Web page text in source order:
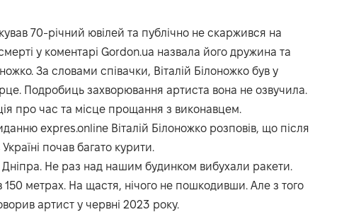
70-річний ювілей та публічно не скаржився на
у коментарі Gordon.ua назвала його дружина та
За словами співачки, Віталій Білоножко був у
Подробиць захворювання артиста вона не озвучила.
про час та місце прощання з виконавцем.
expres.online Віталій Білоножко розповів, що після
почав багато курити.
Не раз над нашим будинком вибухали ракети.
150 метрах. На щастя, нічого не пошкодивши. Але з того
артист у червні 2023 року.